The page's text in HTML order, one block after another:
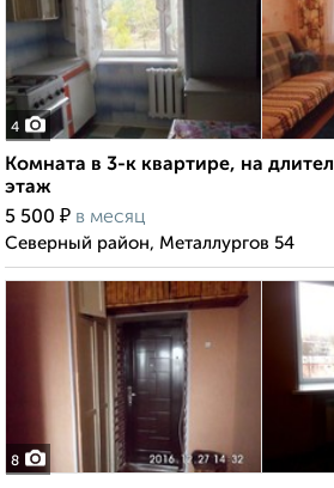
4
Комната в 3-к квартире, на
этаж
5 500 ₽ в месяц
Северный район, Металлургов 54
8